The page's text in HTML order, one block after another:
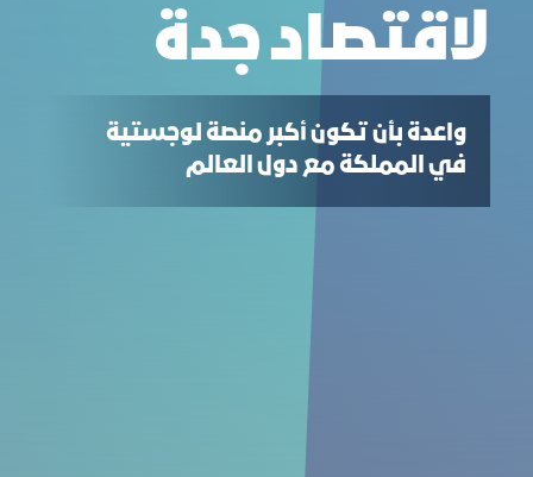
لاقتصاد جدة
واعدة بأن تكون أكبر منصة لوجستية
في المملكة مع دول العالم